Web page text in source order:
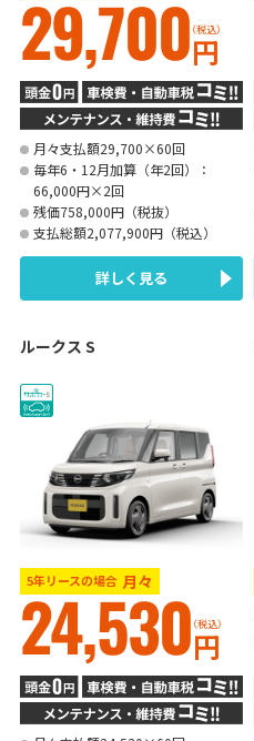
29,700円
（税込）
月々支払額29,700×60回
毎年6・12月加算（年2回）：
66,000円×2回
残価758,000円（税抜）
支払総額2,077,900円（税込）
詳しく見る
ルークス S
5年リースの場合 月々
24,530円
（税込）